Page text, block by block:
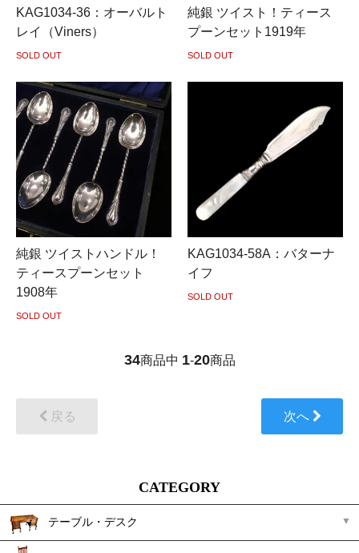
KAG1034-36：オーバルト
レイ（Viners）
SOLD OUT
純銀 ツイスト！ティース
プーンセット1919年
SOLD OUT
純銀 ツイストハンドル！
ティースプーンセット
1908年
SOLD OUT
KAG1034-58A：バターナ
イフ
SOLD OUT
34商品中 1-20商品
戻る 次へ
CATEGORY
テーブル・デスク